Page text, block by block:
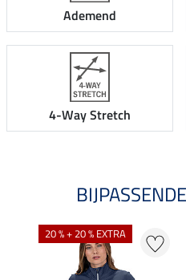
Ademend
4-Way Stretch
20 % + 20 % EXTRA